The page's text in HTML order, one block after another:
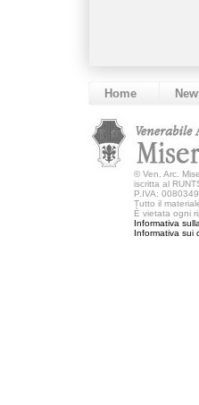
Home
© Ven. Arc.
iscritta al
P.IVA:
Tutto il
È vietata ogni
Informativa
Informativa sui